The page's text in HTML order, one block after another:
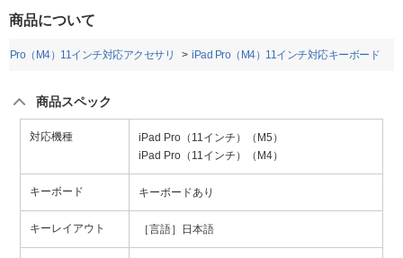
商品について
Pro（M4）11インチ対応アクセサリ iPad Pro（M4）11インチ対応キーボード
商品スペック
対応機種
iPad Pro（11インチ）（M5）
iPad Pro（11インチ）（M4）
キーボード キーボードあり
キーレイアウト ［言語］日本語